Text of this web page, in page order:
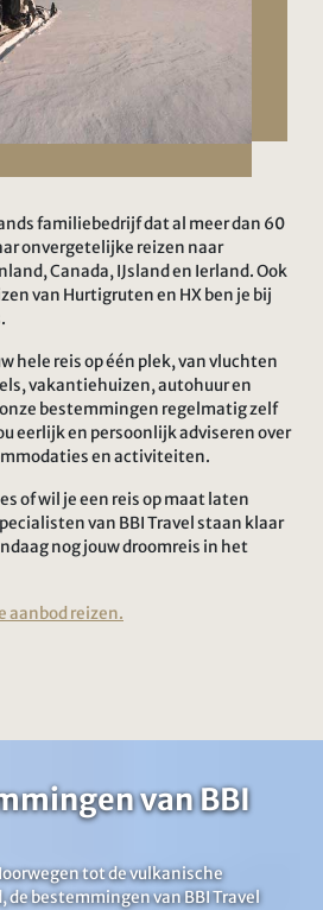
familiebedrijf dat al meer dan 60
onvergetelijke reizen naar
Canada, IJsland en Ierland. Ook
van Hurtigruten en HX ben je bij
hele reis op één plek, van vluchten
vakantiehuizen, autohuur en
bestemmingen regelmatig zelf
eerlijk en persoonlijk adviseren over
en activiteiten.
of wil je een reis op maat laten
van BBI Travel staan klaar
nog jouw droomreis in het
aanbod reizen.
van BBI
tot de vulkanische
de bestemmingen van BBI Travel